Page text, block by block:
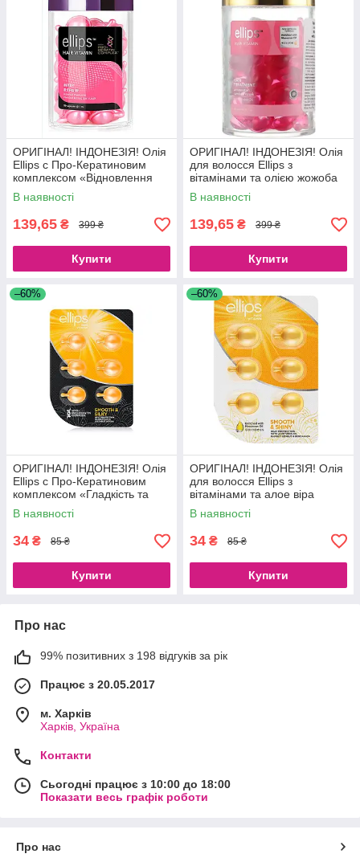
ОРИГІНАЛ! ІНДОНЕЗІЯ! Олія
Ellips c Про-Кератиновим
комплексом «Відновлення
волосся», 50x1мл
В наявності
139,65 ₴ 399 ₴
Купити
ОРИГІНАЛ! ІНДОНЕЗІЯ! Олія
для волосся Ellips з
вітамінами та олією жожоба
«Терапія для волосся»,
50x1мл
В наявності
139,65 ₴ 399 ₴
Купити
–60%
ОРИГІНАЛ! ІНДОНЕЗІЯ! Олія
Ellips c Про-Кератиновим
комплексом «Гладкість та
Шовковистість», 6x1мл
В наявності
34 ₴ 85 ₴
Купити
–60%
ОРИГІНАЛ! ІНДОНЕЗІЯ! Олія
для волосся Ellips з
вітамінами та алое віра
«Розкішний блиск та
Гладкість», 6x1мл
В наявності
34 ₴ 85 ₴
Купити
Про нас
99% позитивних з 198 відгуків за рік
Працює з 20.05.2017
м. Харків
Харків, Україна
Контакти
Сьогодні працює з 10:00 до 18:00
Показати весь графік роботи
Про нас